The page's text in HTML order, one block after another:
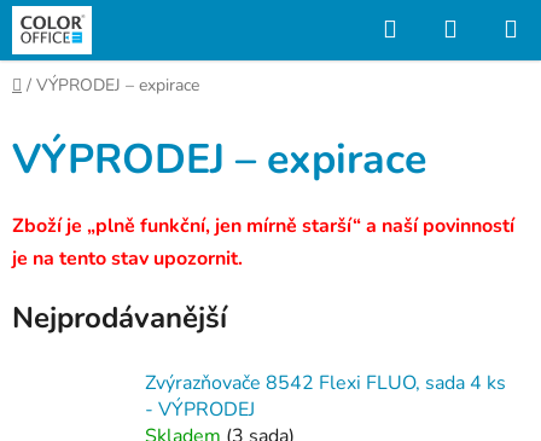
Přejít
obsah
Hledat
KOŠÍK
Domů
/ VÝPRODEJ – expirace
VÝPRODEJ – expirace
Zboží je „plně funkční, jen mírně starší“ a naší povinností
je na tento stav upozornit.
Nejprodávanější
Zvýrazňovače 8542 Flexi FLUO, sada 4 ks
- VÝPRODEJ
Skladem (3 sada)